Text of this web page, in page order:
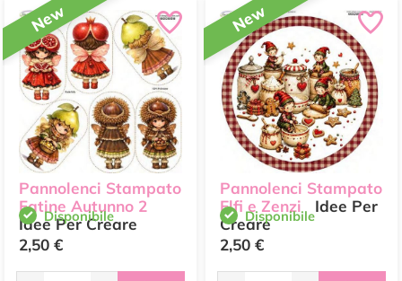
New
Pannolenci Stampato
Fatine Autunno 2
Idee Per Creare
Disponibile
2,50 €
New
Pannolenci Stampato
Elfi e Zenzi
Idee Per
CreareDisponibile
2,50 €